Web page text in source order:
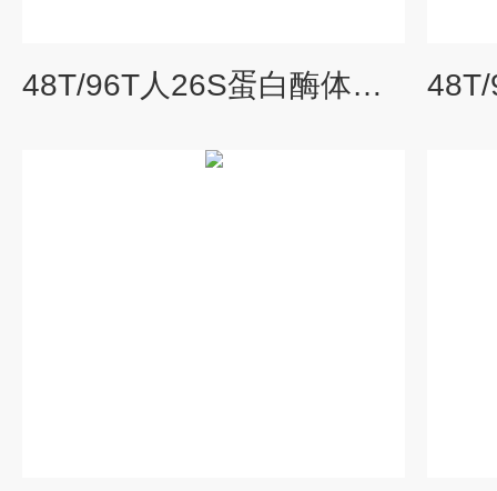
48T/96T人26S蛋白酶体（26S PSM）elisa试剂盒